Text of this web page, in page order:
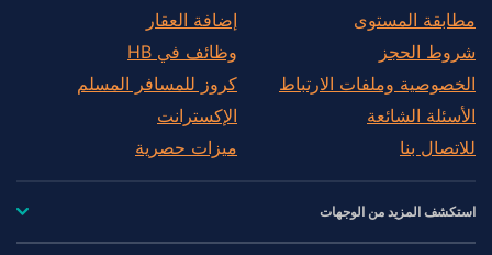
مطابقة المستوى
شروط الحجز
الخصوصية وملفات الارتباط
الأسئلة الشائعة
للاتصال بنا
إضافة العقار
وظائف في HB
كروز للمسافر المسلم
الإكسترانت
ميزات حصرية
استكشف المزيد من الوجهات